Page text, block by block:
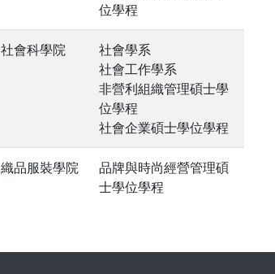
位學程
社會科學院
社會學系
社會工作學系
非營利組織管理碩士學
位學程
社會企業碩士學位學程
織品服裝學院
品牌與時尚經營管理碩
士學位學程